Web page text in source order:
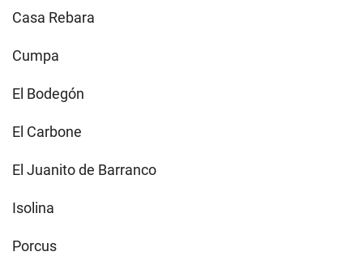
Casa Rebara
Cumpa
El Bodegón
El Carbone
El Juanito de Barranco
Isolina
Porcus